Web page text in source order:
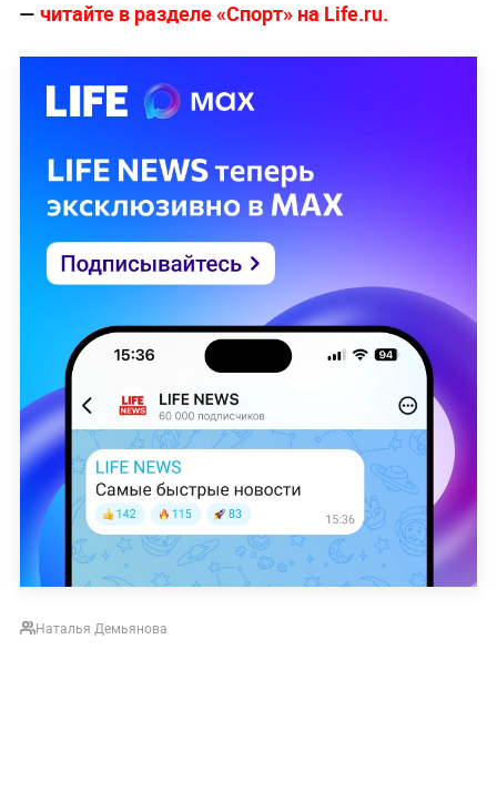
— читайте в разделе «Спорт» на Life.ru.
Наталья Демьянова